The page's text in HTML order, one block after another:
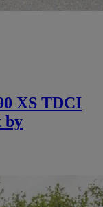
XS TDCI
by